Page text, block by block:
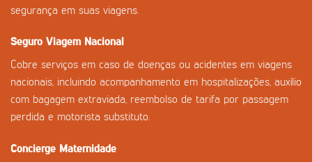
segurança em suas viagens.
Seguro Viagem Nacional
Cobre serviços em caso de doenças ou acidentes em viagens
nacionais, incluindo acompanhamento em hospitalizações, auxílio
com bagagem extraviada, reembolso de tarifa por passagem
perdida e motorista substituto.
Concierge Maternidade